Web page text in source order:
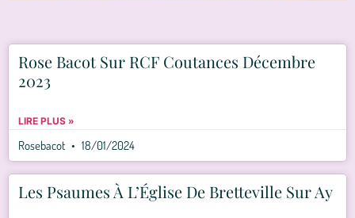
Rose Bacot Sur RCF Coutances Décembre
2023
LIRE PLUS »
Rosebacot 18/01/2024
Les Psaumes À L’Église De Bretteville Sur Ay